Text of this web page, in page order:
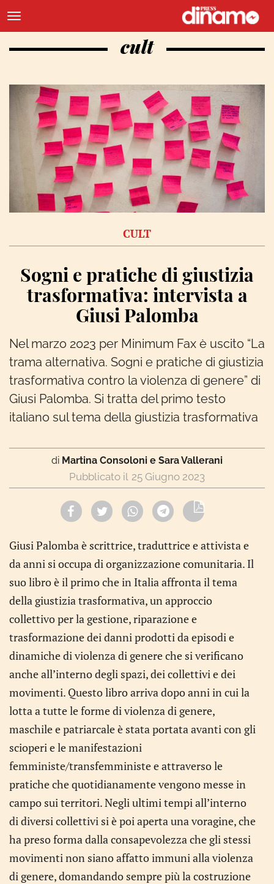
cult
CULT
Sogni e pratiche di giustizia
trasformativa: intervista a
Giusi Palomba
Nel marzo 2023 per Minimum Fax è uscito “La
trama alternativa. Sogni e pratiche di giustizia
trasformativa contro la violenza di genere” di
Giusi Palomba. Si tratta del primo testo
italiano sul tema della giustizia trasformativa
di Martina Consoloni e Sara Vallerani
25 Giugno 2023
Giusi Palomba è scrittrice, traduttrice e attivista e
da anni si occupa di organizzazione comunitaria. Il
suo libro è il primo che in Italia affronta il tema
della giustizia trasformativa, un approccio
collettivo per la gestione, riparazione e
trasformazione dei danni prodotti da episodi e
dinamiche di violenza di genere che si verificano
anche all’interno degli spazi, dei collettivi e dei
movimenti. Questo libro arriva dopo anni in cui la
lotta a tutte le forme di violenza di genere,
maschile e patriarcale è stata portata avanti con gli
scioperi e le manifestazioni
femministe/transfemministe e attraverso le
pratiche che quotidianamente vengono messe in
campo sui territori. Negli ultimi tempi all’interno
di diversi collettivi si è poi aperta una voragine, che
ha preso forma dalla consapevolezza che gli stessi
movimenti non siano affatto immuni alla violenza
di genere, domandando sempre più la costruzione